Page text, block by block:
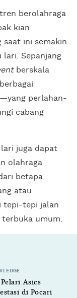
berolahraga
kian
saat ini semakin
Sepanjang
berskala
perlahan-
cabang
juga dapat
olahraga
betapa
atau
tepi-tepi jalan
umum.
Asics
di Pocari